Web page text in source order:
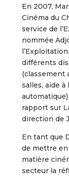
En 2007,
Cinéma du
service de
nommée
différents
(classement
salles, aide
rapport sur
direction de
En tant que
de mettre
matière
secteur la